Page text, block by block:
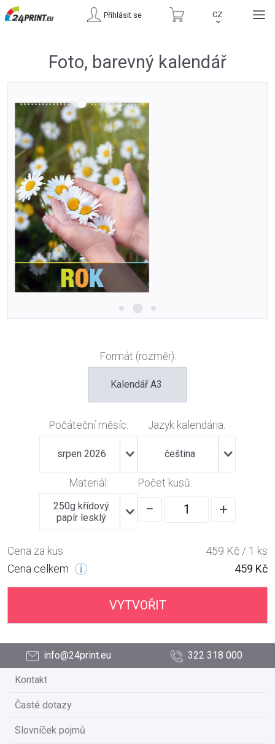
Přihlásit se CZ
›
Foto, barevný kalendář
Formát (rozměr):
Kalendář A3
Počáteční měsíc:
srpen 2026
Jazyk kalendária:
čeština
Materiál:
250g křídový
papír lesklý
Počet kusů:
− +
Cena za kus
459 Kč / 1 ks
Cena celkem
459 Kč
VYTVOŘIT
info@24print.eu 322 318 000
Kontakt
Časté dotazy
Slovníček pojmů